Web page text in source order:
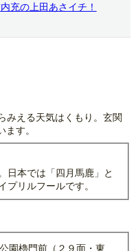
充の上田あさイチ！
みえる天気はくもり。玄関
す。
日本では「四月馬鹿」と
プリルフールです。
園櫓門前（２９面・東